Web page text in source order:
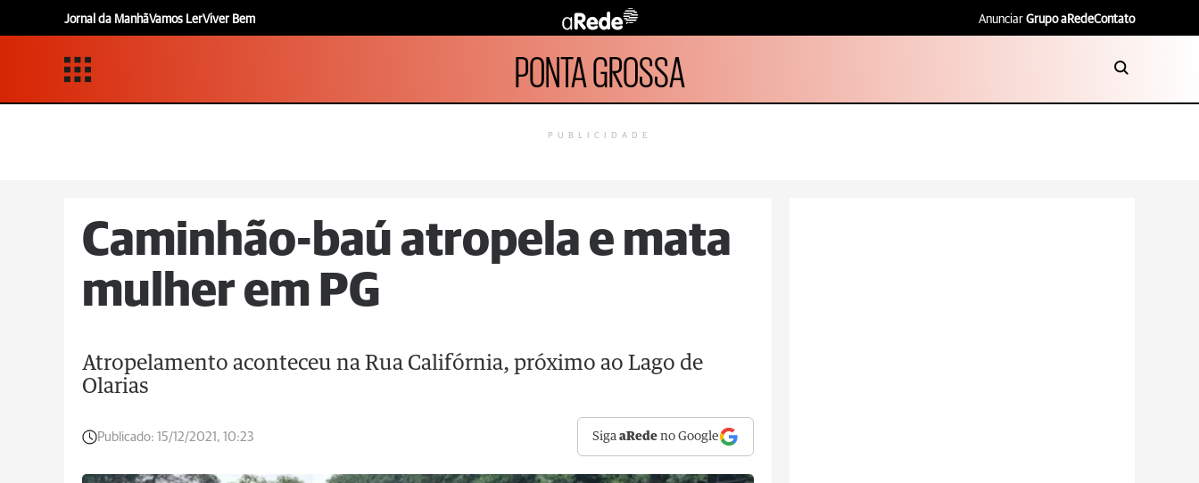
Jornal da ManhãVamos LerViver Bem Anunciar Grupo aRedeContato
PONTA GROSSA
PUBLICIDADE
Caminhão-baú atropela e mata
mulher em PG
Atropelamento aconteceu na Rua Califórnia, próximo ao Lago de
Olarias
Publicado: 15/12/2021, 10:23 SigaaRede no Google